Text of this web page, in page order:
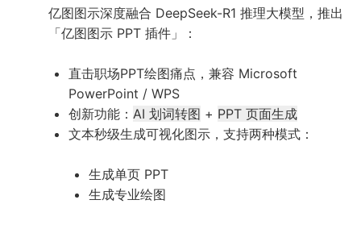
亿图图示深度融合 DeepSeek-R1 推理大模型，推出
「亿图图示 PPT 插件」：
直击职场PPT绘图痛点，兼容 Microsoft
PowerPoint / WPS
创新功能： AI 划词转图 + PPT 页面生成
文本秒级生成可视化图示，支持两种模式：
生成单页 PPT
生成专业绘图